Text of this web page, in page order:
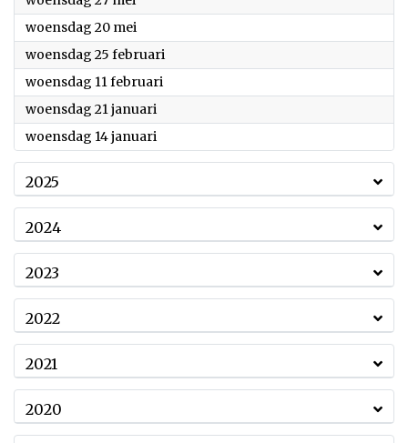
woensdag 20 mei
woensdag 25 februari
woensdag 11 februari
woensdag 21 januari
woensdag 14 januari
2025
2024
2023
2022
2021
2020